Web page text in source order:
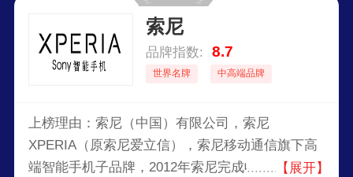
索尼
品牌指数: 8.7
世界名牌 中高端品牌
上榜理由：索尼（中国）有限公司，索尼
XPERIA（原索尼爱立信），索尼移动通信旗下高
端智能手机子品牌，2012年索尼完成收购爱立信持
【展开】